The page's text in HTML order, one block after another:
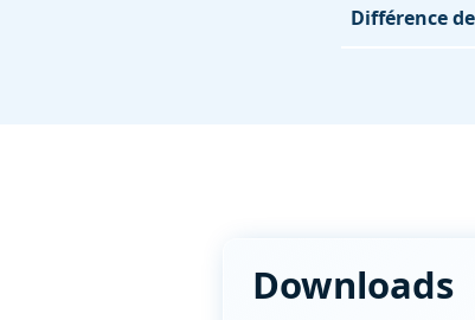
Différence
Downloads